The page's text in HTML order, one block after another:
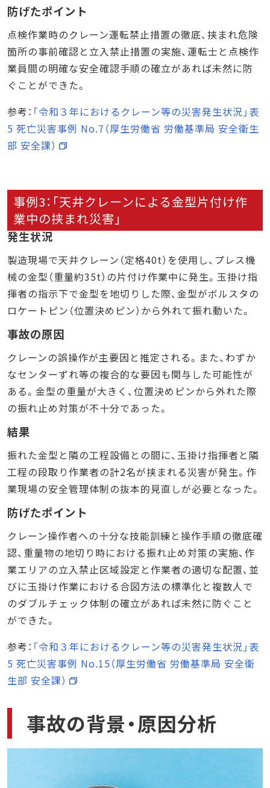
防げたポイント
点検作業時のクレーン運転禁止措置の徹底、挟まれ危険
箇所の事前確認と立入禁止措置の実施、運転士と点検作
業員間の明確な安全確認手順の確立があれば未然に防
ぐことができた。
参考： 「令和３年におけるクレーン等の災害発生状況」表
5 死亡災害事例 No.7（厚生労働省 労働基準局 安全衛生
部 安全課）
事例3：「天井クレーンによる金型片付け作
業中の挟まれ災害」
発生状況
製造現場で天井クレーン（定格40t）を使用し、プレス機
械の金型（重量約35t）の片付け作業中に発生。玉掛け指
揮者の指示下で金型を地切りした際、金型がボルスタの
ロケートピン（位置決めピン）から外れて振れ動いた。
事故の原因
クレーンの誤操作が主要因と推定される。また、わずか
なセンターずれ等の複合的な要因も関与した可能性が
ある。金型の重量が大きく、位置決めピンから外れた際
の振れ止め対策が不十分であった。
結果
振れた金型と隣の工程設備との間に、玉掛け指揮者と隣
工程の段取り作業者の計2名が挟まれる災害が発生。作
業現場の安全管理体制の抜本的見直しが必要となった。
防げたポイント
クレーン操作者への十分な技能訓練と操作手順の徹底確
認、重量物の地切り時における振れ止め対策の実施、作
業エリアの立入禁止区域設定と作業者の適切な配置、並
びに玉掛け作業における合図方法の標準化と複数人で
のダブルチェック体制の確立があれば未然に防ぐこと
ができた。
参考： 「令和３年におけるクレーン等の災害発生状況」表
5 死亡災害事例 No.15（厚生労働省 労働基準局 安全衛
生部 安全課）
事故の背景・原因分析